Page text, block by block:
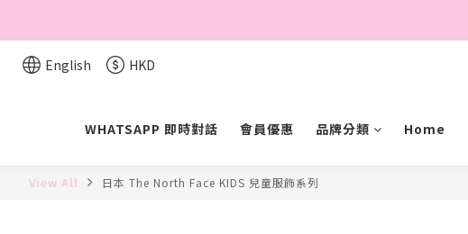
English HKD
WHATSAPP 即時對話 會員優惠 品牌分類 Home
View All 日本 The North Face KIDS 兒童服飾系列